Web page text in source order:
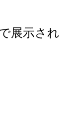
展示され